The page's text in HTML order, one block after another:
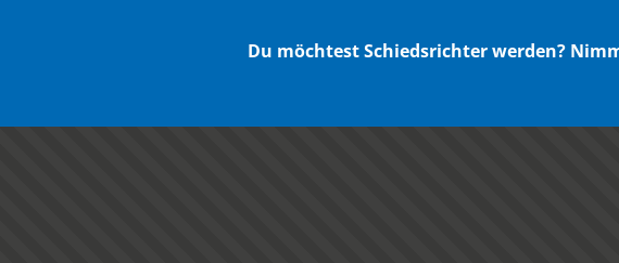
Du möchtest Schiedsrichter werden?